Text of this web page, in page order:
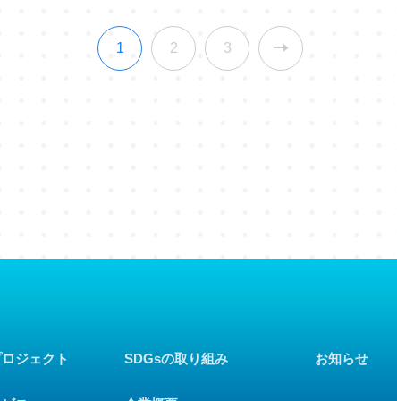
1 2 3
ジェクト SDGsの取り組み お知らせ